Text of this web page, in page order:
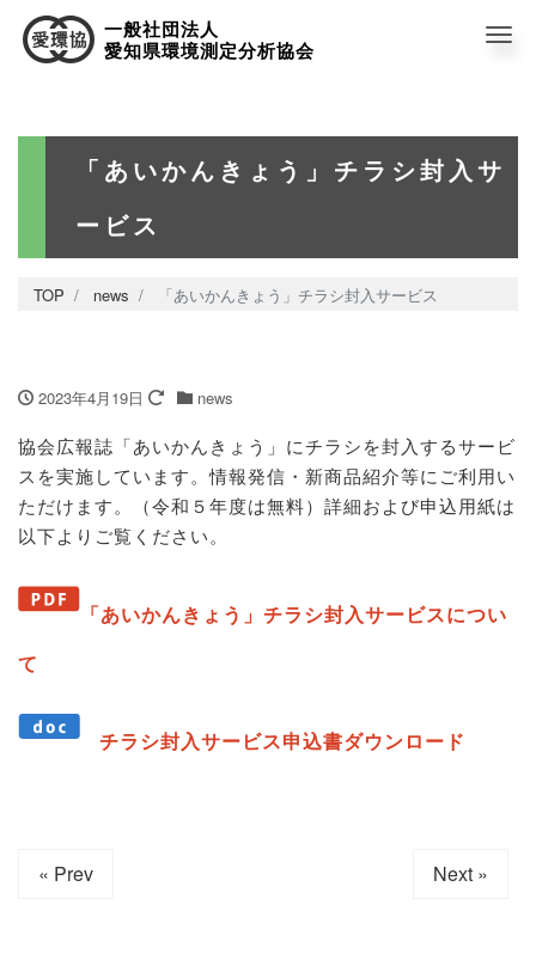
一般社団法人
愛知県環境測定分析協会
「あいかんきょう」チラシ封入サ
ービス
TOP news 「あいかんきょう」チラシ封入サービス
2023年4月19日 news
協会広報誌「あいかんきょう」にチラシを封入するサービ
スを実施しています。情報発信・新商品紹介等にご利用い
ただけます。（令和５年度は無料）詳細および申込用紙は
以下よりご覧ください。
「あいかんきょう」チラシ封入サービスについ
て
チラシ封入サービス申込書ダウンロード
« Prev Next »